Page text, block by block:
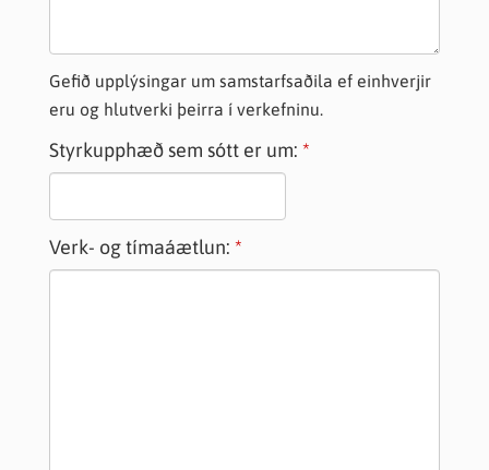
Gefið upplýsingar um samstarfsaðila ef einhverjir
eru og hlutverki þeirra í verkefninu.
Styrkupphæð sem sótt er um:
Verk- og tímaáætlun: